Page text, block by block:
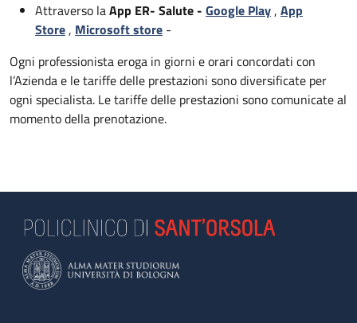
Attraverso laApp ER- Salute - Google Play, App
Store, Microsoft store -
Ogni professionista eroga in giorni e orari concordati con
l’Azienda e le tariffe delle prestazioni sono diversificate per
ogni specialista. Le tariffe delle prestazioni sono comunicate al
momento della prenotazione.